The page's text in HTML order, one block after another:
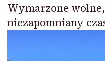
Wymarzone
niezapomniany